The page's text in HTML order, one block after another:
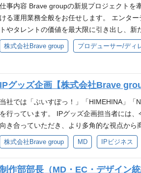
ント、PPV配信、キャンペーン等、番組・動
または新規事業の立ち上げ経験 求める人物
を』・ミッション『80億の、心をうちぬけ
新しい事への挑戦を楽しめる方 試行錯誤を
本発の、世界を代表するグローバルIPの創出
タメ業界（音楽/ゲーム/アニメ）への深い知
ーテインメント領域でのプロデュース、ま
トマネジメント経験（1年以上） ・円滑な
める人物像 ・Brave groupのパーパス『世界
うちぬけ』を一緒に体現できる方 ・自発的
できる方 ・妥協せず細かい部分まで品質に
行できる方 参考 ❐配属部署について エンタ
リアパス プロデューサーとしてご活躍いた
事業責任者、専門性を高めるスペシャリス
面接官担当： 三浦インタビュー記事
仕事内容 Brave groupの新規プロジェクトを
ける運用業務全般をお任せします。 エンタ
トやタレントの価値を最大限に引き出し、
内容 ・YouTubeチャンネル運用 ・コンテン
演のサポート ・ライバーに関連するイラス
上) ・事業会社でのサービス運用経験 ・「自
方 ・エンタメ領域に対する強い熱量を持ち
ム・アニメなどのIP開発案件におけるプロジ
略立案経験 ・Word、Excelなどオフィスツ
見〜改善アクションができる方 ・成果への
求める人物像 ・Brave groupのパーパス・ミ
の“面白さ”を追求できる方 ・状況判断や課
ロジェクトの成功にコミットできる方 ・上
株式会社Brave group プロデューサー/ディ
IPグッズ企画【株式会社Brave
当社では「ぶいすぽっ！」「HIMEHINA」
を行っています。 IPグッズ企画担当者には
向き合っていただき、より多角的な視点か
っています。 新規商品・サービスの企画立
ザーニーズを捉えたビジネス展開を行いなが
社内外のステークホルダーとの連携、プロ
株式会社Brave group MD IPビジネス
制作部部長（MD・EC・デザイン